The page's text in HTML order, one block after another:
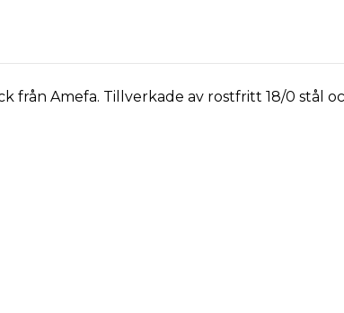
från Amefa. Tillverkade av rostfritt 18/0 stål